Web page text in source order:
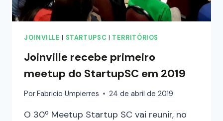
JOINVILLE STARTUPSC TERRITÓRIOS
Joinville recebe primeiro
meetup do StartupSC em 2019
PorFabricio Umpierres 24 de abril de 2019
O 30º Meetup Startup SC vai reunir, no